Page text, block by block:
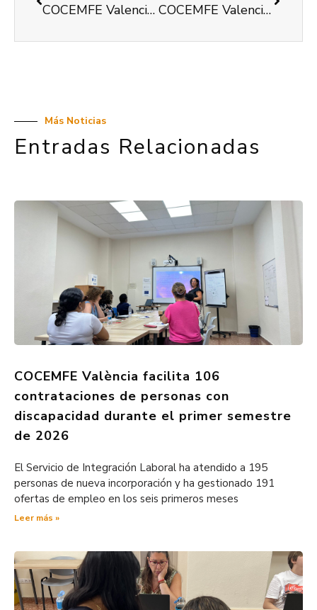
COCEMFE Valencia sigue apostando por la Vida Independiente para personas con gran discapacidad COCEMFE Valencia está informando, orientando y asesorando sobre discapacidad
Más Noticias
Entradas Relacionadas
COCEMFE València facilita 106
contrataciones de personas con
discapacidad durante el primer semestre
de 2026
El Servicio de Integración Laboral ha atendido a 195
personas de nueva incorporación y ha gestionado 191
ofertas de empleo en los seis primeros meses
Leer más »